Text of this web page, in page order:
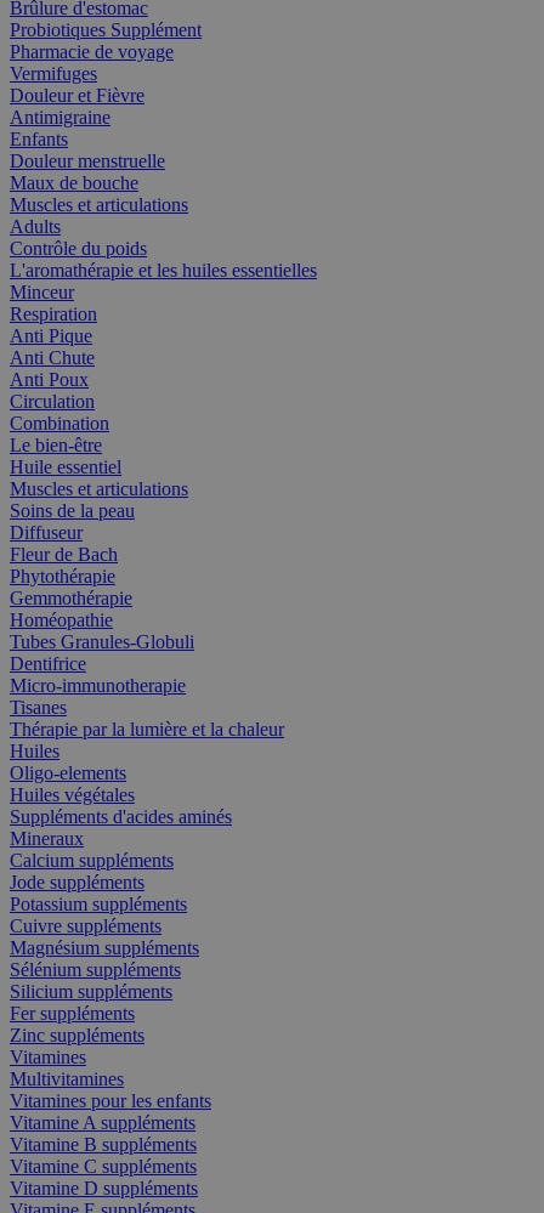
Brûlure d'estomac
Probiotiques Supplément
Pharmacie de voyage
Vermifuges
Douleur et Fièvre
Antimigraine
Enfants
Douleur menstruelle
Maux de bouche
Muscles et articulations
Adults
Contrôle du poids
L'aromathérapie et les huiles essentielles
Minceur
Respiration
Anti Pique
Anti Chute
Anti Poux
Circulation
Combination
Le bien-être
Huile essentiel
Muscles et articulations
Soins de la peau
Diffuseur
Fleur de Bach
Phytothérapie
Gemmothérapie
Homéopathie
Tubes Granules-Globuli
Dentifrice
Micro-immunotherapie
Tisanes
Thérapie par la lumière et la chaleur
Huiles
Oligo-elements
Huiles végétales
Suppléments d'acides aminés
Mineraux
Calcium suppléments
Jode suppléments
Potassium suppléments
Cuivre suppléments
Magnésium suppléments
Sélénium suppléments
Silicium suppléments
Fer suppléments
Zinc suppléments
Vitamines
Multivitamines
Vitamines pour les enfants
Vitamine A suppléments
Vitamine B suppléments
Vitamine C suppléments
Vitamine D suppléments